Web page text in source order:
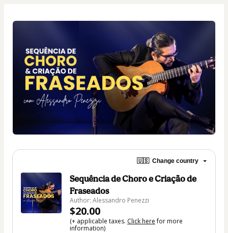
🇺🇸 Change country
Sequência de Choro e Criação de
Fraseados
Author: Alessandro Penezzi
$20.00
(+ applicable taxes. Click herefor more
information)